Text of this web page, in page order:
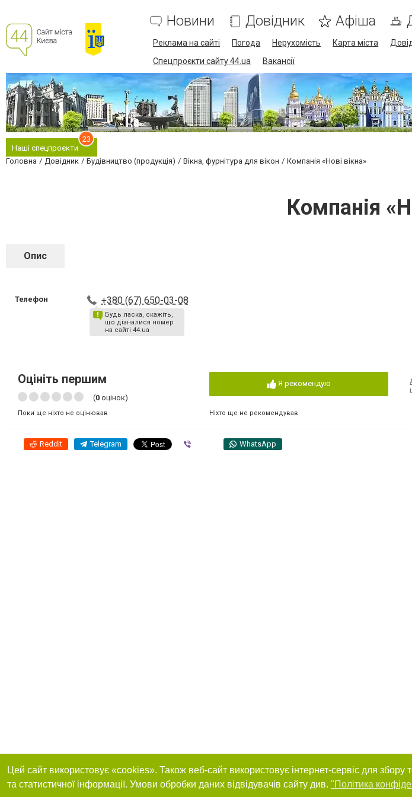
Новини Довідник Афіша
Реклама на сайті Погода Нерухомість Карта міста
Спецпроєкти сайту 44.ua
Вакансії
Наші спецпроєкти
23
Головна Довідник Будівництво (продукція) Вікна, фурнітура для вікон Компанія «Нові вікна»
Компанія
Опис
Телефон +380 (67) 650-03-08
Будь ласка, скажіть,
що дізналися номер
на сайті 44.ua
Оцініть першим
(0 оцінок)
Поки ще ніхто не оцінював
Я рекомендую
Ніхто ще не рекомендував
Reddit Telegram WhatsApp
Цей сайт використовує «cookies». Також веб-сайт використовує інтернет-сервіс для збору
та статистичної інформації. Умови обробки даних відвідувачів сайту див. "Політика